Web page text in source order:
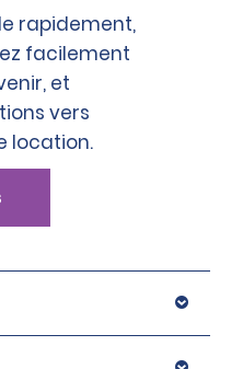
rapidement,
facilement
et
vers
location.